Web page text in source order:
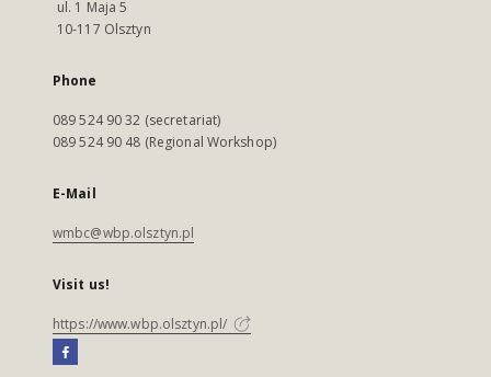
ul. 1 Maja 5
10-117 Olsztyn
Phone
089 524 90 32 (secretariat)
089 524 90 48 (Regional Workshop)
E-Mail
wmbc@wbp.olsztyn.pl
Visit us!
https://www.wbp.olsztyn.pl/